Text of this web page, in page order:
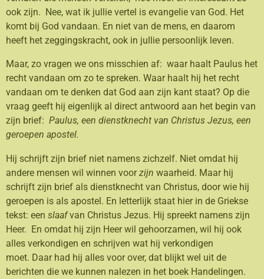
ook zijn. Nee, wat ik jullie vertel is evangelie van God. Het
komt bij God vandaan. En niet van de mens, en daarom
heeft het zeggingskracht, ook in jullie persoonlijk leven.
Maar, zo vragen we ons misschien af: waar haalt Paulus het
recht vandaan om zo te spreken. Waar haalt hij het recht
vandaan om te denken dat God aan zijn kant staat? Op die
vraag geeft hij eigenlijk al direct antwoord aan het begin van
zijn brief: Paulus, een dienstknecht van Christus Jezus, een
geroepen apostel.
Hij schrijft zijn brief niet namens zichzelf. Niet omdat hij
andere mensen wil winnen voorzijn waarheid. Maar hij
schrijft zijn brief als dienstknecht van Christus, door wie hij
geroepen is als apostel. En letterlijk staat hier in de Griekse
tekst: een slaafvan Christus Jezus. Hij spreekt namens zijn
Heer. En omdat hij zijn Heer wil gehoorzamen, wil hij ook
alles verkondigen en schrijven wat hij verkondigen
moet. Daar had hij alles voor over, dat blijkt wel uit de
berichten die we kunnen nalezen in het boek Handelingen.